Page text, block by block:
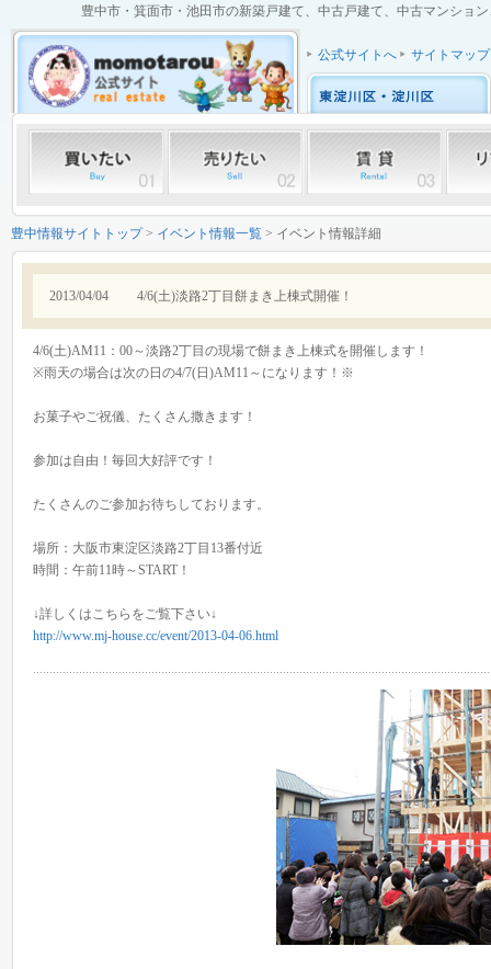
豊中市・箕面市・池田市の新築戸建て、中古戸建て、中古マンショ
公式サイトへ サイトマップ
豊中情報サイトトップ> イベント情報一覧 > イベント情報詳細
2013/04/04 4/6(土)淡路2丁目餅まき上棟式開催！
4/6(土)AM11：00～淡路2丁目の現場で餅まき上棟式を開催します！
※雨天の場合は次の日の4/7(日)AM11～になります！※
お菓子やご祝儀、たくさん撒きます！
参加は自由！毎回大好評です！
たくさんのご参加お待ちしております。
場所：大阪市東淀区淡路2丁目13番付近
時間：午前11時～START！
↓詳しくはこちらをご覧下さい↓
http://www.mj-house.cc/event/2013-04-06.html